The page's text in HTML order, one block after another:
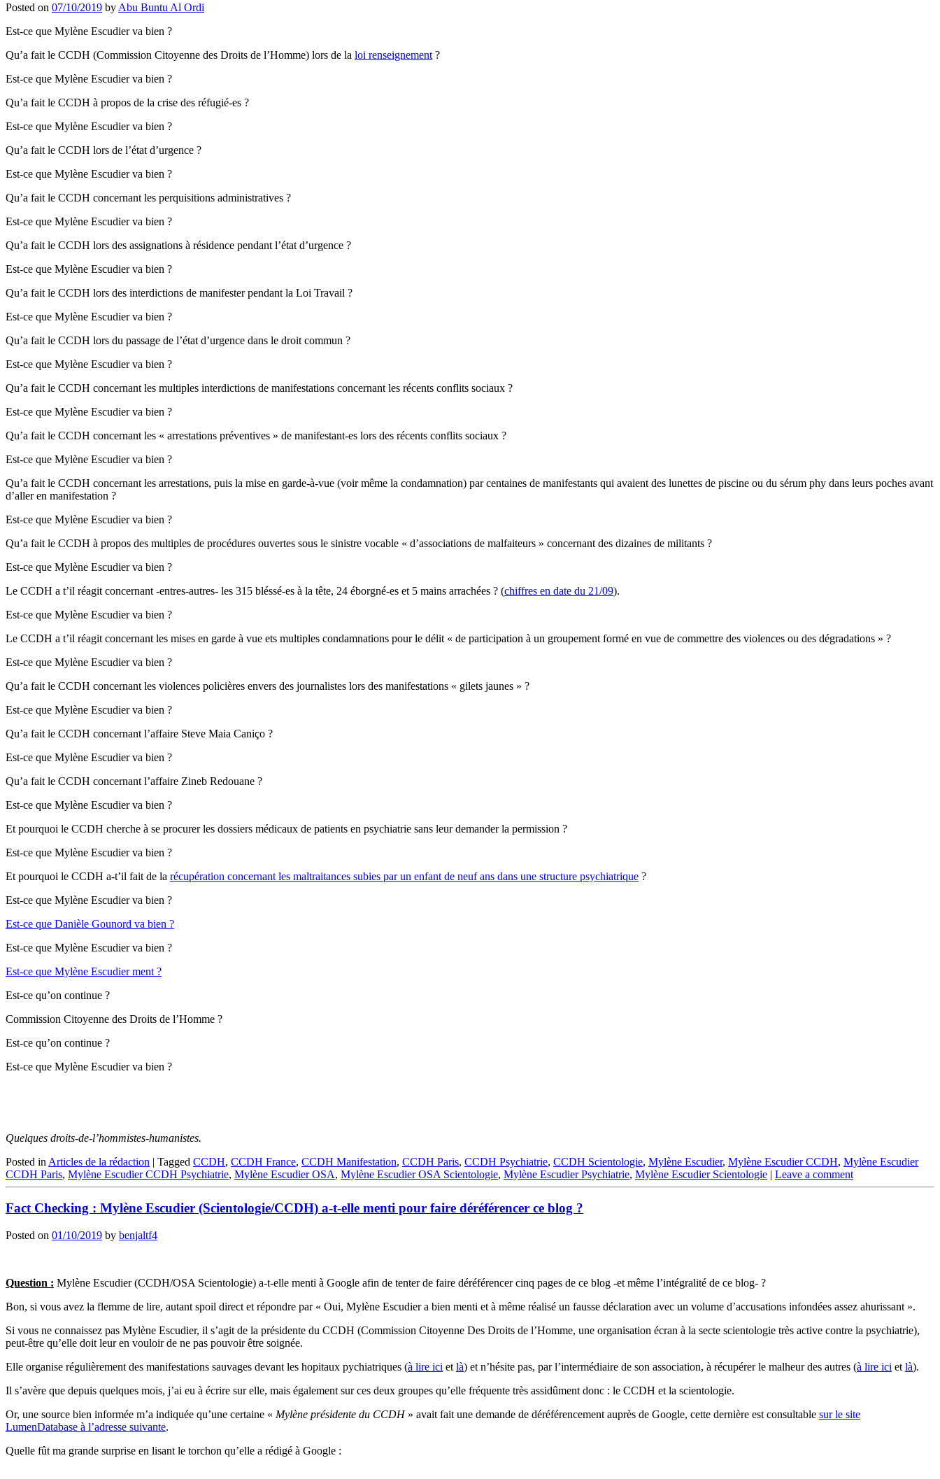
Posted on 07/10/2019 by Abu Buntu Al Ordi
Est-ce que Mylène Escudier va bien ?
Qu’a fait le CCDH (Commission Citoyenne des Droits de l’Homme) lors de la loi renseignement ?
Est-ce que Mylène Escudier va bien ?
Qu’a fait le CCDH à propos de la crise des réfugié-es ?
Est-ce que Mylène Escudier va bien ?
Qu’a fait le CCDH lors de l’état d’urgence ?
Est-ce que Mylène Escudier va bien ?
Qu’a fait le CCDH concernant les perquisitions administratives ?
Est-ce que Mylène Escudier va bien ?
Qu’a fait le CCDH lors des assignations à résidence pendant l’état d’urgence ?
Est-ce que Mylène Escudier va bien ?
Qu’a fait le CCDH lors des interdictions de manifester pendant la Loi Travail ?
Est-ce que Mylène Escudier va bien ?
Qu’a fait le CCDH lors du passage de l’état d’urgence dans le droit commun ?
Est-ce que Mylène Escudier va bien ?
Qu’a fait le CCDH concernant les multiples interdictions de manifestations concernant les récents conflits sociaux ?
Est-ce que Mylène Escudier va bien ?
Qu’a fait le CCDH concernant les « arrestations préventives » de manifestant-es lors des récents conflits sociaux ?
Est-ce que Mylène Escudier va bien ?
Qu’a fait le CCDH concernant les arrestations, puis la mise en garde-à-vue (voir même la condamnation) par centaines de manifestants qui avaient des lunettes de piscine ou du sérum phy dans leurs poches avant
d’aller en manifestation ?
Est-ce que Mylène Escudier va bien ?
Qu’a fait le CCDH à propos des multiples de procédures ouvertes sous le sinistre vocable « d’associations de malfaiteurs » concernant des dizaines de militants ?
Est-ce que Mylène Escudier va bien ?
Le CCDH a t’il réagit concernant -entres-autres- les 315 bléssé-es à la tête, 24 éborgné-es et 5 mains arrachées ? (chiffres en date du 21/09).
Est-ce que Mylène Escudier va bien ?
Le CCDH a t’il réagit concernant les mises en garde à vue ets multiples condamnations pour le délit « de participation à un groupement formé en vue de commettre des violences ou des dégradations » ?
Est-ce que Mylène Escudier va bien ?
Qu’a fait le CCDH concernant les violences policières envers des journalistes lors des manifestations « gilets jaunes » ?
Est-ce que Mylène Escudier va bien ?
Qu’a fait le CCDH concernant l’affaire Steve Maia Caniço ?
Est-ce que Mylène Escudier va bien ?
Qu’a fait le CCDH concernant l’affaire Zineb Redouane ?
Est-ce que Mylène Escudier va bien ?
Et pourquoi le CCDH cherche à se procurer les dossiers médicaux de patients en psychiatrie sans leur demander la permission ?
Est-ce que Mylène Escudier va bien ?
Et pourquoi le CCDH a-t’il fait de la récupération concernant les maltraitances subies par un enfant de neuf ans dans une structure psychiatrique ?
Est-ce que Mylène Escudier va bien ?
Est-ce que Danièle Gounord va bien ?
Est-ce que Mylène Escudier va bien ?
Est-ce que Mylène Escudier ment ?
Est-ce qu’on continue ?
Commission Citoyenne des Droits de l’Homme ?
Est-ce qu’on continue ?
Est-ce que Mylène Escudier va bien ?
Quelques droits-de-l’hommistes-humanistes.
Posted in Articles de la rédaction | Tagged CCDH, CCDH France, CCDH Manifestation, CCDH Paris, CCDH Psychiatrie, CCDH Scientologie, Mylène Escudier, Mylène Escudier CCDH, Mylène Escudier
CCDH Paris, Mylène Escudier CCDH Psychiatrie, Mylène Escudier OSA, Mylène Escudier OSA Scientologie, Mylène Escudier Psychiatrie, Mylène Escudier Scientologie | Leave a comment
Fact Checking : Mylène Escudier (Scientologie/CCDH) a-t-elle menti pour faire déréférencer ce blog ?
Posted on 01/10/2019 by benjaltf4
Question : Mylène Escudier (CCDH/OSA Scientologie) a-t-elle menti à Google afin de tenter de faire déréférencer cinq pages de ce blog -et même l’intégralité de ce blog- ?
Bon, si vous avez la flemme de lire, autant spoil direct et répondre par « Oui, Mylène Escudier a bien menti et à même réalisé un fausse déclaration avec un volume d’accusations infondées assez ahurissant ».
Si vous ne connaissez pas Mylène Escudier, il s’agit de la présidente du CCDH (Commission Citoyenne Des Droits de l’Homme, une organisation écran à la secte scientologie très active contre la psychiatrie),
peut-être qu’elle doit leur en vouloir de ne pas pouvoir être soignée.
Elle organise régulièrement des manifestations sauvages devant les hopitaux pychiatriques (à lire ici et là) et n’hésite pas, par l’intermédiaire de son association, à récupérer le malheur des autres (à lire ici et là).
Il s’avère que depuis quelques mois, j’ai eu à écrire sur elle, mais également sur ces deux groupes qu’elle fréquente très assidûment donc : le CCDH et la scientologie.
Or, une source bien informée m’a indiquée qu’une certaine « Mylène présidente du CCDH» avait fait une demande de déréférencement auprès de Google, cette dernière est consultable sur le site
LumenDatabase à l’adresse suivante.
Quelle fût ma grande surprise en lisant le torchon qu’elle a rédigé à Google :